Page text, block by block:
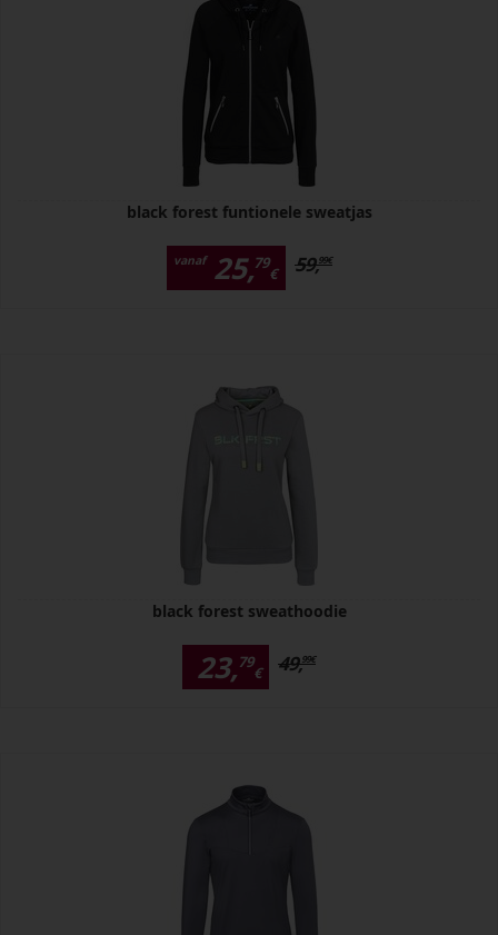
black forest funtionele sweatjas
vanaf 25,79
€ 59,99€
black forest sweathoodie
23,79
€ 49,99€